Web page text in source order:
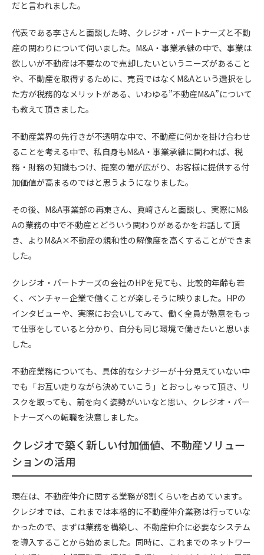
だと言われました。
代表である李さんと面談した時、クレジオ・パートナーズと不動
産の関わりについて伺いました。M&A・事業承継の中で、事業は
欲しいが不動産は不要なので売却したいというニーズがあること
や、不動産を取得するために、売買ではなくM&Aという選択をし
た方が税務的なメリットがある、いわゆる”不動産M&A”について
も教えて頂きました。
不動産業界の先行きが不透明な中で、不動産に何かを掛け合わせ
ることを考える中で、私自身もM&A・事業承継に関われば、税
務・財務の知識もつけ、提案の幅が広がり、お客様に提供する付
加価値が高まるのではと思うようになりました。
その後、M&A事業部の再東さん、眞﨑さんと面談し、実際にM&
Aの業務の中で不動産とどういう関わりがあるかをお話して頂
き、よりM&A×不動産の親和性の解像度を高くすることができま
した。
クレジオ・パートナーズの会社のHPを見ても、比較的年齢も若
く、ベンチャー企業で働くことが楽しそうに映りました。HPの
インタビューや、実際にお会いしてみて、働く全員が熱意をもっ
て仕事をしていると分かり、自分も同じ環境で働きたいと思いま
した。
不動産業務についても、具体的なシナジーが十分見えていない中
でも「お互い走りながら決めていこう」とおっしゃって頂き、リ
スクを取っても、前を向く姿勢がいいなと思い、クレジオ・パー
トナーズへの転職を決意しました。
クレジオで築く新しい付加価値、不動産ソリュー
ションの活用
現在は、不動産仲介に関する業務が8割くらいを占めています。
クレジオでは、これまでは本格的に不動産仲介業務は行っていな
かったので、まずは業務を構築し、不動産仲介に必要なシステム
を導入することから始めました。同時に、これまでのネットワー